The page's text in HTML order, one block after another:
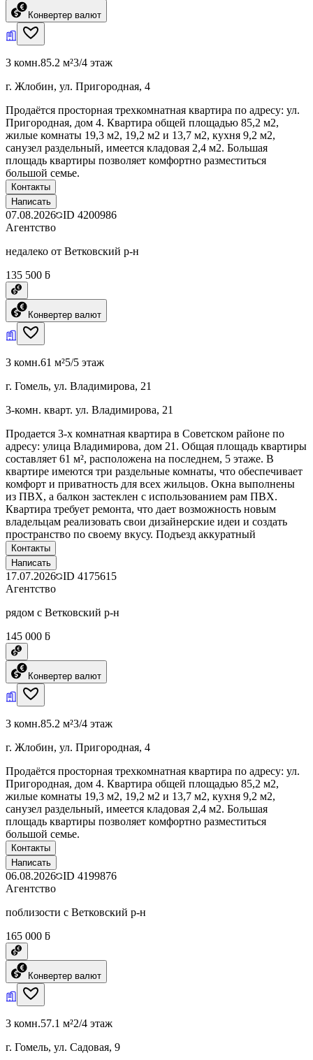
Конвертер валют
3 комн.85.2 м²3/4 этаж
г. Жлобин, ул. Пригородная, 4
Продаётся просторная трехкомнатная квартира по адресу: ул.
Пригородная, дом 4. Квартира общей площадью 85,2 м2,
жилые комнаты 19,3 м2, 19,2 м2 и 13,7 м2, кухня 9,2 м2,
санузел раздельный, имеется кладовая 2,4 м2. Большая
площадь квартиры позволяет комфортно разместиться
большой семье.
Контакты
Написать
07.08.2026 ID 4200986
Агентство
недалеко от Ветковский р-н
135 500 ƃ
Конвертер валют
3 комн.61 м²5/5 этаж
г. Гомель, ул. Владимирова, 21
3-комн. кварт. ул. Владимирова, 21
Продается 3-х комнатная квартира в Советском районе по
адресу: улица Владимирова, дом 21. Общая площадь квартиры
составляет 61 м², расположена на последнем, 5 этаже. В
квартире имеются три раздельные комнаты, что обеспечивает
комфорт и приватность для всех жильцов. Окна выполнены
из ПВХ, а балкон застеклен с использованием рам ПВХ.
Квартира требует ремонта, что дает возможность новым
владельцам реализовать свои дизайнерские идеи и создать
пространство по своему вкусу. Подъезд аккуратный
Контакты
Написать
17.07.2026 ID 4175615
Агентство
рядом с Ветковский р-н
145 000 ƃ
Конвертер валют
3 комн.85.2 м²3/4 этаж
г. Жлобин, ул. Пригородная, 4
Продаётся просторная трехкомнатная квартира по адресу: ул.
Пригородная, дом 4. Квартира общей площадью 85,2 м2,
жилые комнаты 19,3 м2, 19,2 м2 и 13,7 м2, кухня 9,2 м2,
санузел раздельный, имеется кладовая 2,4 м2. Большая
площадь квартиры позволяет комфортно разместиться
большой семье.
Контакты
Написать
06.08.2026 ID 4199876
Агентство
поблизости с Ветковский р-н
165 000 ƃ
Конвертер валют
3 комн.57.1 м²2/4 этаж
г. Гомель, ул. Садовая, 9